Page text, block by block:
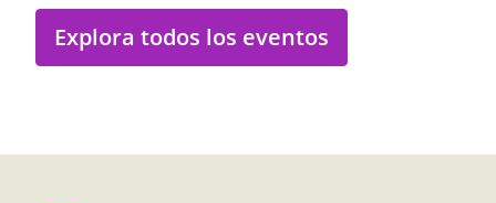
Explora todos los eventos